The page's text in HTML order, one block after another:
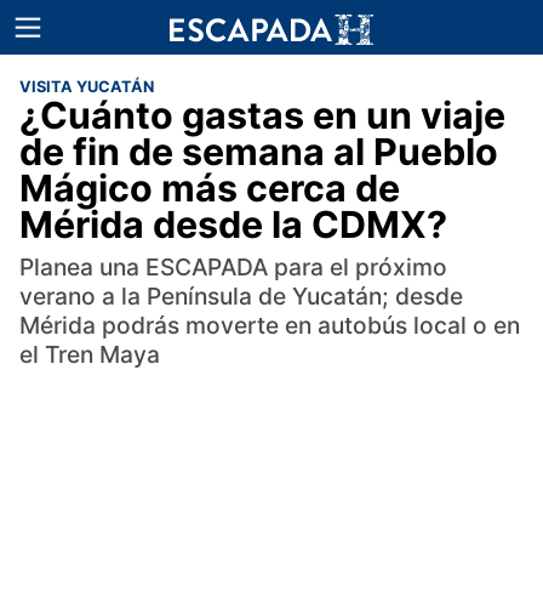
VISITA YUCATÁN
¿Cuánto gastas en un viaje
de fin de semana al Pueblo
Mágico más cerca de
Mérida desde la CDMX?
Planea una ESCAPADA para el próximo
verano a la Península de Yucatán; desde
Mérida podrás moverte en autobús local o en
el Tren Maya